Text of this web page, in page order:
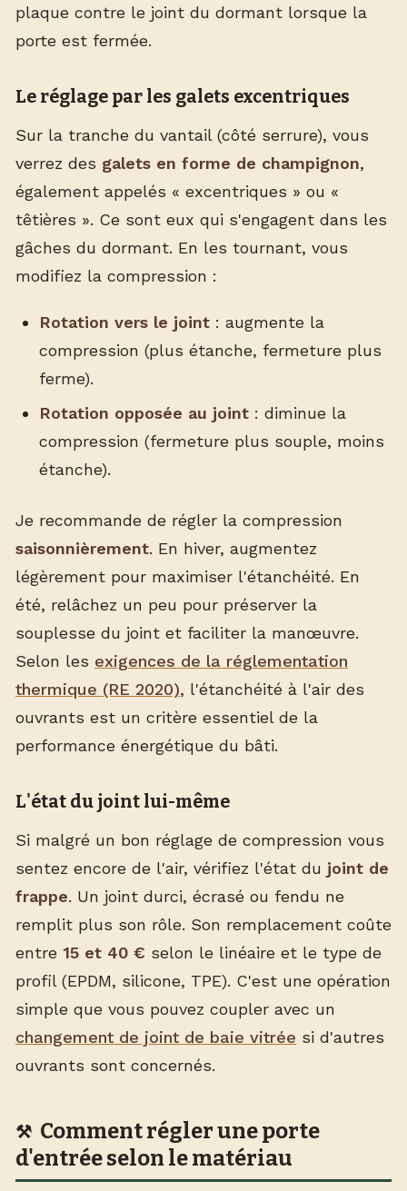
plaque contre le joint du dormant lorsque la
porte est fermée.
Le réglage par les galets excentriques
Sur la tranche du vantail (côté serrure), vous
verrez des galets en forme de champignon,
également appelés « excentriques » ou «
têtières ». Ce sont eux qui s'engagent dans les
gâches du dormant. En les tournant, vous
modifiez la compression :
Rotation vers le joint: augmente la
compression (plus étanche, fermeture plus
ferme).
Rotation opposée au joint: diminue la
compression (fermeture plus souple, moins
étanche).
Je recommande de régler la compression
saisonnièrement. En hiver, augmentez
légèrement pour maximiser l'étanchéité. En
été, relâchez un peu pour préserver la
souplesse du joint et faciliter la manœuvre.
Selon les exigences de la réglementation
thermique (RE 2020), l'étanchéité à l'air des
ouvrants est un critère essentiel de la
performance énergétique du bâti.
L'état du joint lui-même
Si malgré un bon réglage de compression vous
sentez encore de l'air, vérifiez l'état du joint de
frappe. Un joint durci, écrasé ou fendu ne
remplit plus son rôle. Son remplacement coûte
entre 15 et 40 € selon le linéaire et le type de
profil (EPDM, silicone, TPE). C'est une opération
simple que vous pouvez coupler avec un
changement de joint de baie vitrée si d'autres
ouvrants sont concernés.
Comment régler une porte
d'entrée selon le matériau